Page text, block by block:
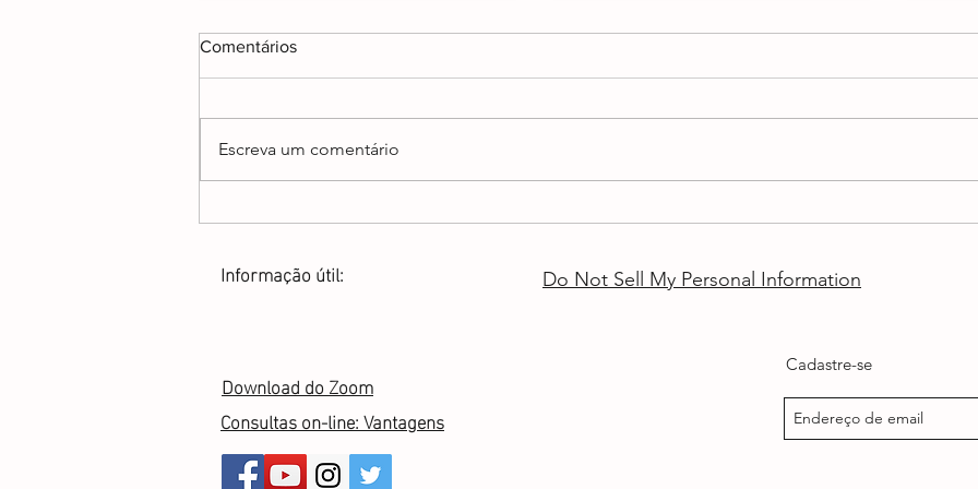
dentro dela
Comentários
Escreva um comentário
Informação útil: Do Not Sell My Personal Information
Download do Zoom
Consultas on-line: Vantagens
Cadastre-se